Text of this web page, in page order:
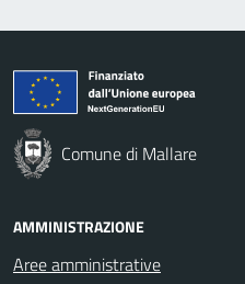
Comune di Mallare
AMMINISTRAZIONE
Aree amministrative